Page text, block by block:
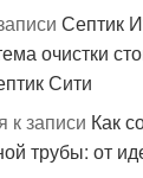
Септик
очистки
Сити
к записи Как
трубы: от